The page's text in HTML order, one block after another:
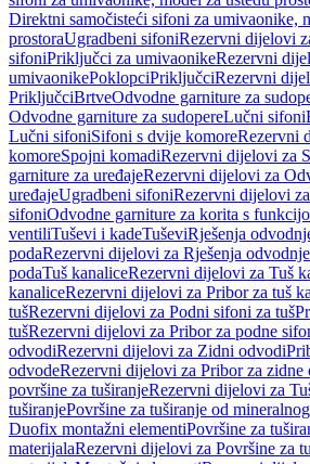
Direktni samočisteći sifoni za umivaonike,
prostoraUgradbeni sifoniRezervni dijelovi
sifoniPriključci za umivaonikeRezervni
umivaonikePoklopciPriključciRezervni
PriključciBrtveOdvodne garniture za
Odvodne garniture za sudopereLučni sifoni
Lučni sifoniSifoni s dvije komoreRezervni
komoreSpojni komadiRezervni dijelovi za
garniture za uređajeRezervni dijelovi za
uređajeUgradbeni sifoniRezervni dijelovi
sifoniOdvodne garniture za korita s
ventiliTuševi i kadeTuševiRješenja
podaRezervni dijelovi za Rješenja
podaTuš kanaliceRezervni dijelovi za Tuš
kanaliceRezervni dijelovi za Pribor za tuš
tušRezervni dijelovi za Podni sifoni za tuš
tušRezervni dijelovi za Pribor za podne
odvodiRezervni dijelovi za Zidni odvodi
odvodeRezervni dijelovi za Pribor za zidne
površine za tuširanjeRezervni dijelovi za
tuširanjePovršine za tuširanje od
Duofix montažni elementiPovršine za
materijalaRezervni dijelovi za Površine za